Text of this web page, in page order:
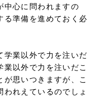
中心に問われますの
る準備を進めておく必
学業以外で力を注いだ
以外で力を注いだこ
思いつきますが、こ
れえているのでしょ